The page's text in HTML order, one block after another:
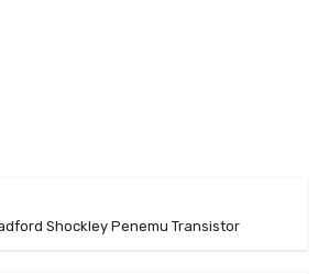
Shockley Penemu Transistor